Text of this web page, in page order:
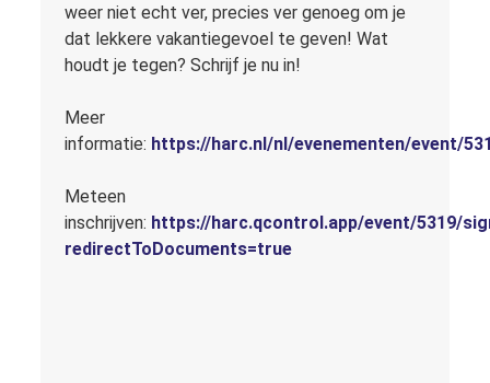
weer niet echt ver, precies ver genoeg om je
dat lekkere vakantiegevoel te geven! Wat
houdt je tegen? Schrijf je nu in!
Meer
informatie: https://harc.nl/nl/evenementen/event/
Meteen
inschrijven: https://harc.qcontrol.app/event/5319/
redirectToDocuments=true